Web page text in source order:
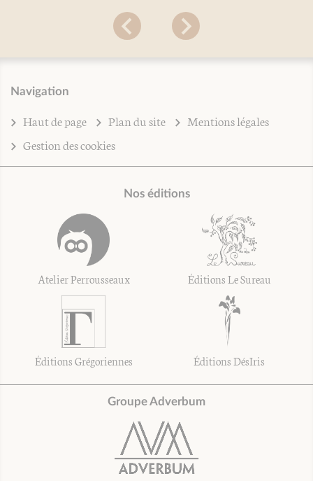
Navigation
Haut de page Plan du site
Mentions légales
Gestion des cookies
Nos éditions
Atelier Perrousseaux Éditions Le Sureau
Éditions Grégoriennes Éditions DésIris
Groupe Adverbum